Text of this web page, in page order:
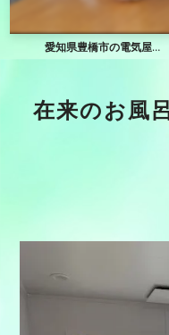
愛知県豊橋市の電気屋なら株式会社ダイホー電気
在来のお風